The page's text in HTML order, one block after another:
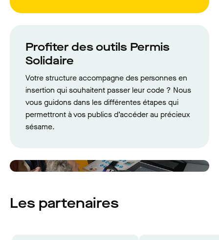
Profiter des outils Permis
Solidaire
Votre structure accompagne des personnes en
insertion qui souhaitent passer leur code ? Nous
vous guidons dans les différentes étapes qui
permettront à vos publics d’accéder au précieux
sésame.
Les partenaires